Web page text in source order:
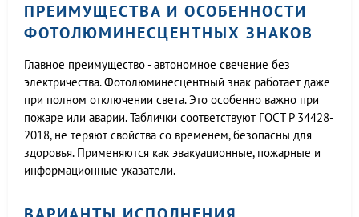
ПРЕИМУЩЕСТВА И ОСОБЕННОСТИ
ФОТОЛЮМИНЕСЦЕНТНЫХ ЗНАКОВ
Главное преимущество - автономное свечение без
электричества. Фотолюминесцентный знак работает даже
при полном отключении света. Это особенно важно при
пожаре или аварии. Таблички соответствуют ГОСТ Р 34428-
2018, не теряют свойства со временем, безопасны для
здоровья. Применяются как эвакуационные, пожарные и
информационные указатели.